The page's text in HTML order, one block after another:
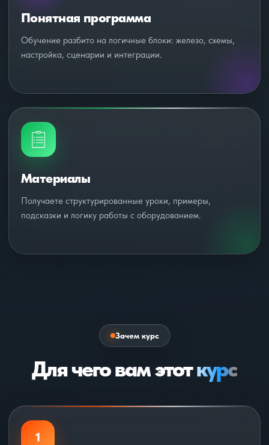
Понятная программа
Обучение разбито на логичные блоки: железо, схемы,
настройка, сценарии и интеграции.
Материалы
Получаете структурированные уроки, примеры,
подсказки и логику работы с оборудованием.
Зачем курс
Для чего вам этоткурс
1